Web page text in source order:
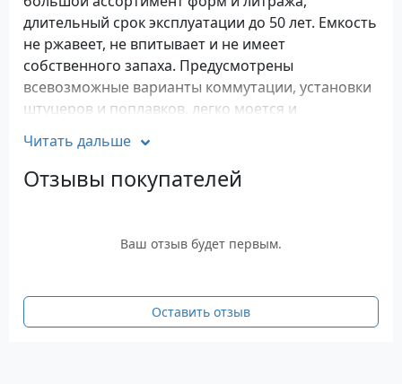
длительный срок эксплуатации до 50 лет. Емкость
не ржавеет, не впитывает и не имеет
собственного запаха. Предусмотрены
всевозможные варианты коммутации, установки
штуцеров и поплавков, легко моется и
поверхность препятствуют цветению воды.
Резиновая прокладка на штуцерах не устойчивая
к бензину и дизельному топливу, при
необходимо заменить прокладку на масло -
Емкость не предназначена для работы под
давлением, поэтому крышка закрывается не
Читать дальше
Отзывы покупателей
Ваш отзыв будет первым.
Оставить отзыв